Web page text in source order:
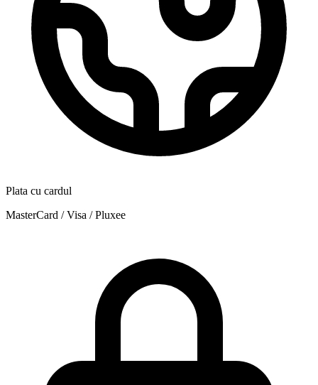
Plata cu cardul
MasterCard / Visa / Pluxee